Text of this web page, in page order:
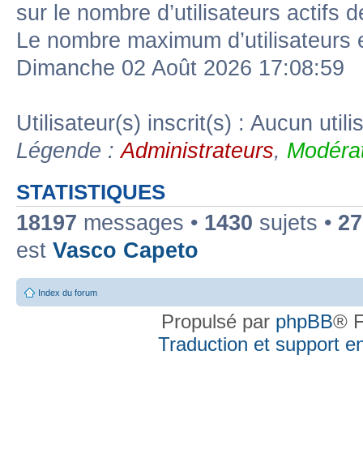
sur le nombre d’utilisateurs actifs
Le nombre maximum
Dimanche 02 Août 2026 17:08:59
Utilisateur(s) inscrit(s) : Aucun
Légende :Administrateurs,
STATISTIQUES
18197 messages • 1430 sujets •
est Vasco Capeto
Index du forum
Propulsé par phpBB®
Traduction et support